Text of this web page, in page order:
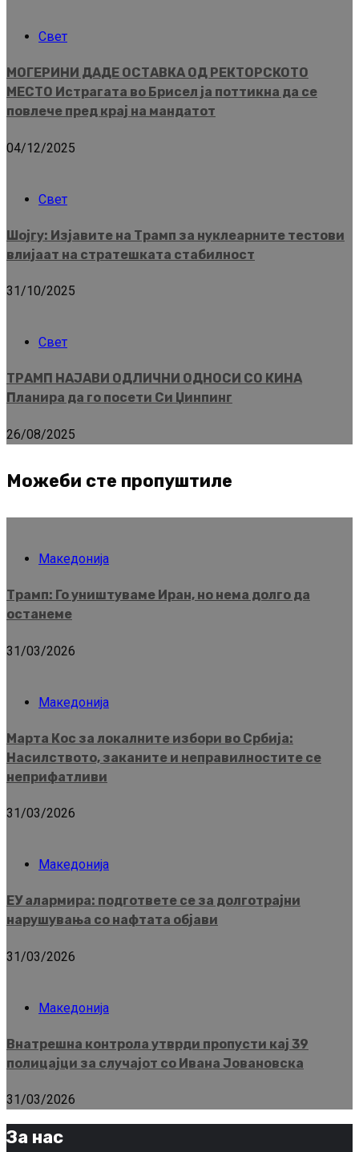
Свет
МОГЕРИНИ ДАДЕ ОСТАВКА ОД РЕКТОРСКОТО
МЕСТО Истрагата во Брисел ја поттикна да се
повлече пред крај на мандатот
04/12/2025
Свет
Шојгу: Изјавите на Трамп за нуклеарните тестови
влијаат на стратешката стабилност
31/10/2025
Свет
ТРАМП НАЈАВИ ОДЛИЧНИ ОДНОСИ СО КИНА
Планира да го посети Си Џинпинг
26/08/2025
Можеби сте пропуштиле
Македонија
Трамп: Го уништуваме Иран, но нема долго да
останеме
31/03/2026
Македонија
Марта Кос за локалните избори во Србија:
Насилството, заканите и неправилностите се
неприфатливи
31/03/2026
Македонија
ЕУ алармира: подгответе се за долготрајни
нарушувања со нафтата објави
31/03/2026
Македонија
Внатрешна контрола утврди пропусти кај 39
полицајци за случајот со Ивана Јовановска
31/03/2026
За нас